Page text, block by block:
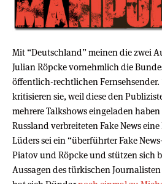
Mit “Deutschland” meinen die zwei
Julian Röpcke vornehmlich die
öffentlich-rechtlichen Fernsehsender.
kritisieren sie, weil diese den
mehrere Talkshows eingeladen
Russland verbreiteten Fake News
Lüders sei ein “überführter Fake
Piatov und Röpcke und stützen sich
Aussagen des türkischen